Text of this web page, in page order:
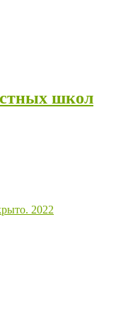
школ
2022